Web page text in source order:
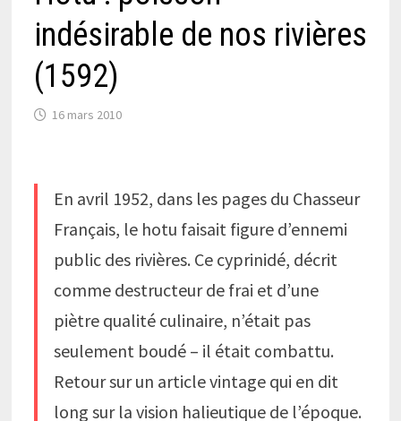
indésirable de nos rivières
(1592)
16 mars 2010
En avril 1952, dans les pages du Chasseur
Français, le hotu faisait figure d’ennemi
public des rivières. Ce cyprinidé, décrit
comme destructeur de frai et d’une
piètre qualité culinaire, n’était pas
seulement boudé – il était combattu.
Retour sur un article vintage qui en dit
long sur la vision halieutique de l’époque.